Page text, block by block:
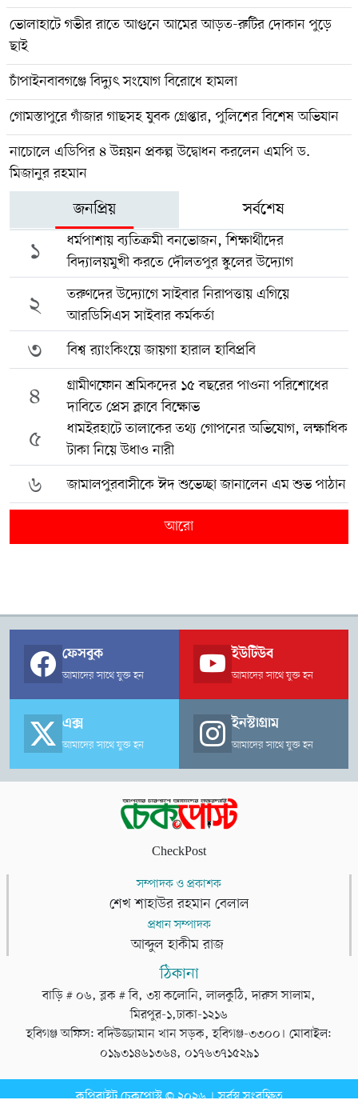
ভোলাহাটে গভীর রাতে আগুনে আমের আড়ত-রুটির দোকান পুড়ে
ছাই
চাঁপাইনবাবগঞ্জে বিদ্যুৎ সংযোগ বিরোধে হামলা
গোমস্তাপুরে গাঁজার গাছসহ যুবক গ্রেপ্তার, পুলিশের বিশেষ অভিযান
নাচোলে এডিপির ৪ উন্নয়ন প্রকল্প উদ্বোধন করলেন এমপি ড.
মিজানুর রহমান
জনপ্রিয় সর্বশেষ
১
ধর্মপাশায় ব্যতিক্রমী বনভোজন, শিক্ষার্থীদের
বিদ্যালয়মুখী করতে দৌলতপুর স্কুলের উদ্যোগ
২
তরুণদের উদ্যোগে সাইবার নিরাপত্তায় এগিয়ে
আরডিসিএস সাইবার কর্মকর্তা
৩ বিশ্ব র‍্যাংকিংয়ে জায়গা হারাল হাবিপ্রবি
৪
গ্রামীণফোন শ্রমিকদের ১৫ বছরের পাওনা পরিশোধের
দাবিতে প্রেস ক্লাবে বিক্ষোভ
৫
ধামইরহাটে তালাকের তথ্য গোপনের অভিযোগ, লক্ষাধিক
টাকা নিয়ে উধাও নারী
৬ জামালপুরবাসীকে ঈদ শুভেচ্ছা জানালেন এম শুভ পাঠান
আরো
ফেসবুক
আমাদের সাথে যুক্ত হন
ইউটিউব
আমাদের সাথে যুক্ত হন
এক্স
আমাদের সাথে যুক্ত হন
ইনস্টাগ্রাম
আমাদের সাথে যুক্ত হন
CheckPost
সম্পাদক ও প্রকাশক
শেখ শাহাউর রহমান বেলাল
প্রধান সম্পাদক
আব্দুল হাকীম রাজ
ঠিকানা
বাড়ি # ০৬, ব্লক # বি, ৩য় কলোনি, লালকুঠি, দারুস সালাম,
মিরপুর-১,ঢাকা-১২১৬
হবিগঞ্জ অফিস: বদিউজ্জামান খান সড়ক, হবিগঞ্জ-৩৩০০। মোবাইল:
০১৯৩১৪৬১৩৬৪, ০১৭৬৩৭১৫২৯১
কপিরাইট চেকপোস্ট © ২০২৬ । সর্বস্ব সংরক্ষিত